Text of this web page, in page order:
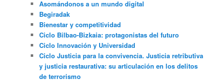
Asomándonos a un mundo digital
Begiradak
Bienestar y competitividad
Ciclo Bilbao-Bizkaia: protagonistas del futuro
Ciclo Innovación y Universidad
Ciclo Justicia para la convivencia. Justicia retributiva
y justicia restaurativa: su articulación en los delitos
de terrorismo